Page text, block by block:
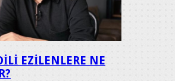
EZİLENLERE NE